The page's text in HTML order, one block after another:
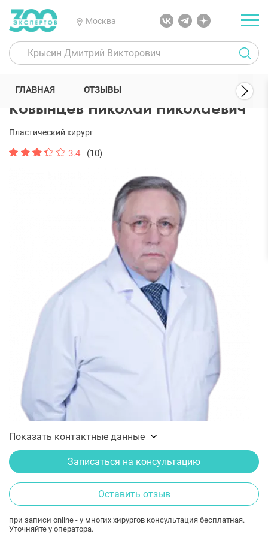
Москва
300 Экспертов Пластические хирурги Ковынцев Николай
Ковынцев Николай Николаевич
Пластический хирург
3.4 (10)
Показать контактные данные
Записаться на консультацию
Оставить отзыв
при записи online - у многих хирургов консультация бесплатная.
Уточняйте у оператора.
ГЛАВНАЯ ОТЗЫВЫ